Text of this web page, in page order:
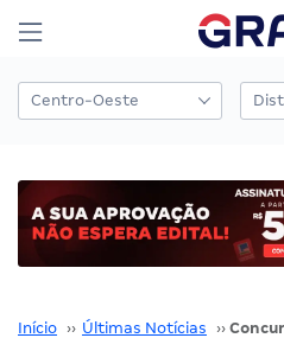
Início ›› Últimas Notícias ››